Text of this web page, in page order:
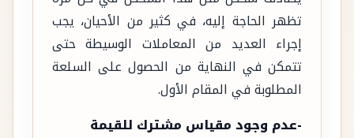
تظهر الحاجة إليه، في كثير من الأحيان، يجب
إجراء العديد من المعاملات الوسيطة حتى
تتمكن في النهاية من الحصول على السلعة
المطلوبة في المقام الأول.
-عدم وجود مقياس مشترك للقيمة